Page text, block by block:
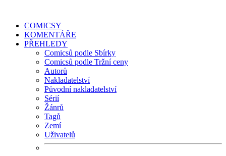
COMICSY
KOMENTÁŘE
PŘEHLEDY
Comicsů podle Sbírky
Comicsů podle Tržní ceny
Autorů
Nakladatelství
Původní nakladatelství
Sérií
Žánrů
Tagů
Zemí
Uživatelů